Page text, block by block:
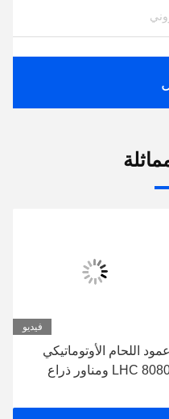
فيديو
عمود اللحام الأوتوماتيكي
LHC 8080 ومناور ذراع